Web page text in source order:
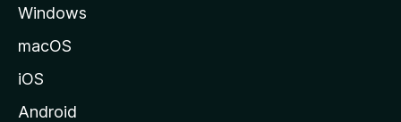
Windows
macOS
iOS
Android